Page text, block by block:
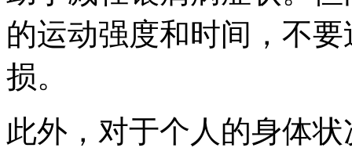
的运动强度和时间，不
损。
此外，对于个人的身体